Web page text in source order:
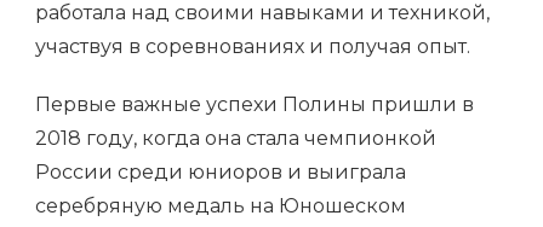
работала над своими навыками и техникой,
участвуя в соревнованиях и получая опыт.
Первые важные успехи Полины пришли в
2018 году, когда она стала чемпионкой
России среди юниоров и выиграла
серебряную медаль на Юношеском